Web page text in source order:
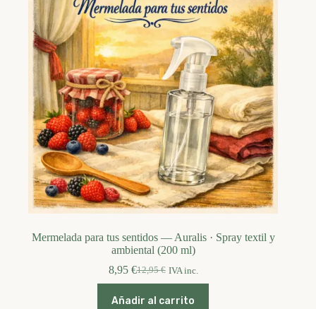
Mermelada para tus sentidos — Auralis · Spray textil y
ambiental (200 ml)
12,95€
El
original
8,95 €El
actual
IVA inc.
Añadir al carrito